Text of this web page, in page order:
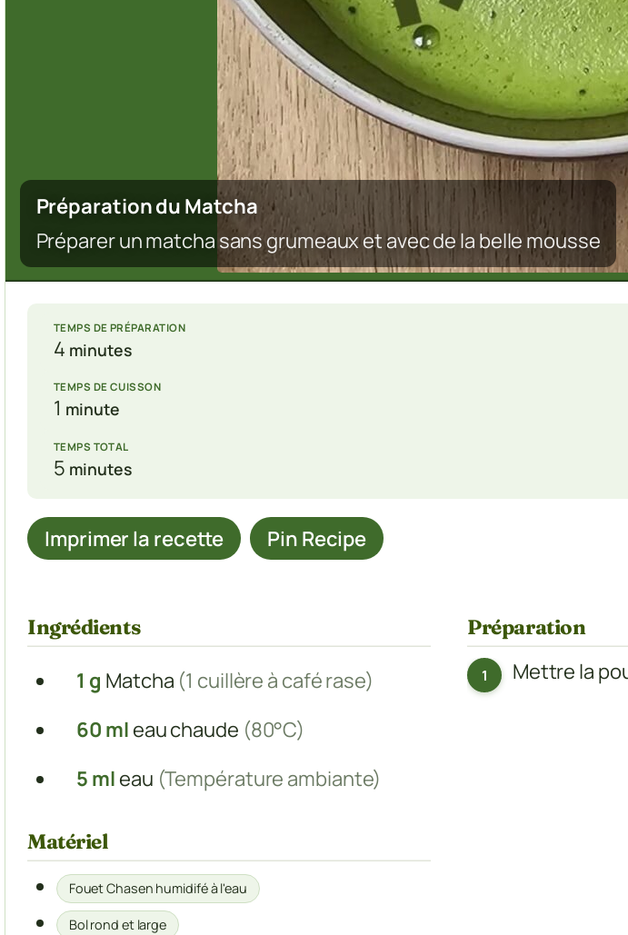
Préparation du Matcha
Préparer un matcha sans grumeaux et avec de la belle mousse
TEMPS DE PRÉPARATION
4minutes
minutes
TEMPS DE CUISSON
1 minute
minute
TEMPS TOTAL
5minutes
minutes
Imprimer la recette Pin Recipe
Ingrédients
1 g Matcha (1 cuillère à café rase)
60 ml eau chaude (80°C)
5 ml eau (Température ambiante)
Matériel
Fouet Chasen humidifé à l'eau
Bol rond et large
Préparation
Mettre la